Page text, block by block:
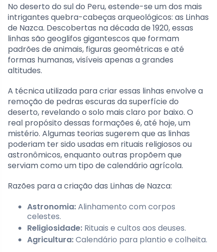
No deserto do sul do Peru, estende-se um dos mais
intrigantes quebra-cabeças arqueológicos: as Linhas
de Nazca. Descobertas na década de 1920, essas
linhas são geoglifos gigantescos que formam
padrões de animais, figuras geométricas e até
formas humanas, visíveis apenas a grandes
altitudes.
A técnica utilizada para criar essas linhas envolve a
remoção de pedras escuras da superfície do
deserto, revelando o solo mais claro por baixo. O
real propósito dessas formações é, até hoje, um
mistério. Algumas teorias sugerem que as linhas
poderiam ter sido usadas em rituais religiosos ou
astronômicos, enquanto outras propõem que
serviam como um tipo de calendário agrícola.
Razões para a criação das Linhas de Nazca:
Astronomia:Alinhamento com corpos
celestes.
Religiosidade: Rituais e cultos aos deuses.
Agricultura:Calendário para plantio e colheita.